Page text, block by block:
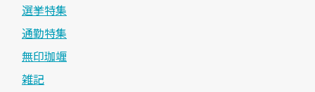
選挙特集
通勤特集
無印珈竰
雑記